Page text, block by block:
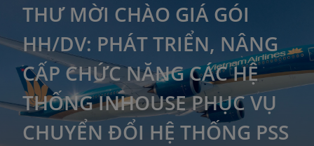
THƯ MỜI CHÀO GIÁ GÓI
HH/DV: PHÁT TRIỂN, NÂNG
CẤP CHỨC NĂNG CÁC HỆ
THỐNG INHOUSE PHỤC VỤ
CHUYỂN ĐỔI HỆ THỐNG PSS